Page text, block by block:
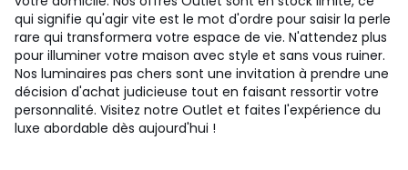
qui signifie qu'agir vite est le mot d'ordre pour saisir la perle
rare qui transformera votre espace de vie. N'attendez plus
pour illuminer votre maison avec style et sans vous ruiner.
Nos luminaires pas chers sont une invitation à prendre une
décision d'achat judicieuse tout en faisant ressortir votre
personnalité. Visitez notre Outlet et faites l'expérience du
luxe abordable dès aujourd'hui !